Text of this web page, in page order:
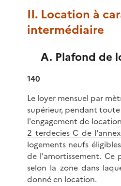
II. Location à
intermédiaire
A. Plafond de
140
Le loyer mensuel par
supérieur, pendant
l'engagement de
2 terdecies C de
logements neufs
de l'amortissement.
selon la zone dans
donné en location.